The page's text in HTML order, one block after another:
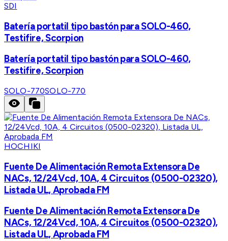
SDI
Batería portatil tipo bastón para SOLO-460,
Testifire, Scorpion
Batería portatil tipo bastón para SOLO-460,
Testifire, Scorpion
SOLO-770SOLO-770
HOCHIKI
Fuente De Alimentación Remota Extensora De
NACs, 12/24Vcd, 10A, 4 Circuitos (0500-02320),
Listada UL, Aprobada FM
Fuente De Alimentación Remota Extensora De
NACs, 12/24Vcd, 10A, 4 Circuitos (0500-02320),
Listada UL, Aprobada FM